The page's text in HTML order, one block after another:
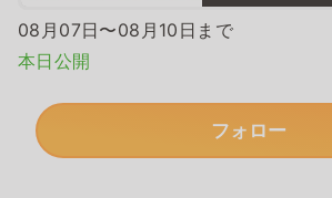
08月07日〜08月10日まで
本日公開
フォロー